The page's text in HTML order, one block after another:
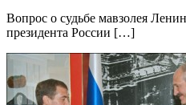
Вопрос о судьбе мавзолея
президента России […]